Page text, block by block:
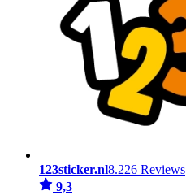
123sticker.nl8.226 Reviews
9,3